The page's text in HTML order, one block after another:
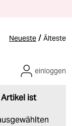
Neueste / Älteste
ist
einloggen